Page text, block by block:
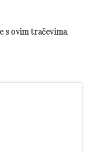
s ovim tračevima.